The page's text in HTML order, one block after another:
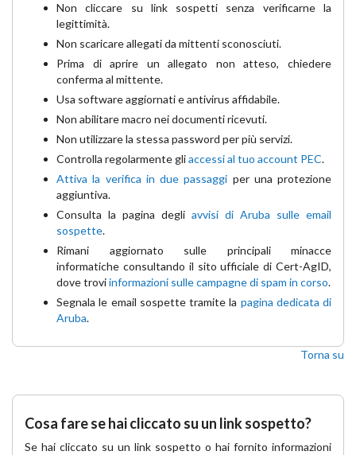
Non cliccare su link sospetti senza verificarne la
legittimità.
Non scaricare allegati da mittenti sconosciuti.
Prima di aprire un allegato non atteso, chiedere
conferma al mittente.
Usa software aggiornati e antivirus affidabile.
Non abilitare macro nei documenti ricevuti.
Non utilizzare la stessa password per più servizi.
Controlla regolarmente gliaccessi al tuo account PEC.
Attiva la verifica in due passaggi per una protezione
aggiuntiva.
Consulta la pagina degli avvisi di Aruba sulle email
sospette.
Rimani aggiornato sulle principali minacce
informatiche consultando il sito ufficiale di Cert-AgID,
dove troviinformazioni sulle campagne di spam in corso.
Segnala le email sospette tramite la pagina dedicata di
Aruba.
Torna su
Cosa fare se hai cliccato su un link sospetto?
Se hai cliccato su un link sospetto o hai fornito informazioni